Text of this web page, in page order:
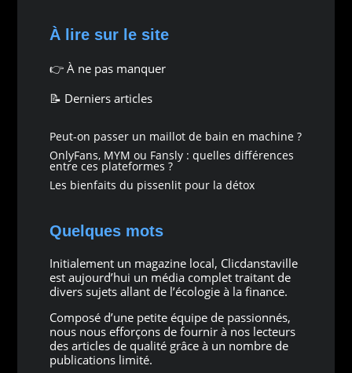
À lire sur le site
👉 À ne pas manquer
📝 Derniers articles
Peut-on passer un maillot de bain en machine ?
OnlyFans, MYM ou Fansly : quelles différences
entre ces plateformes ?
Les bienfaits du pissenlit pour la détox
Quelques mots
Initialement un magazine local, Clicdanstaville
est aujourd’hui un média complet traitant de
divers sujets allant de l’écologie à la finance.
Composé d’une petite équipe de passionnés,
nous nous efforçons de fournir à nos lecteurs
des articles de qualité grâce à un nombre de
publications limité.